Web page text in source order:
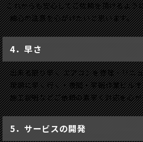
これからも安心してご依頼を頂けるよう
細心の注意を心がけたいと思います。
4．早さ
出来る限り早く エアコンを修理・リニ
現調に早く行く・夜間・早朝作業ビル
施工説明などご依頼の素早く対応を心が
5．サービスの開発